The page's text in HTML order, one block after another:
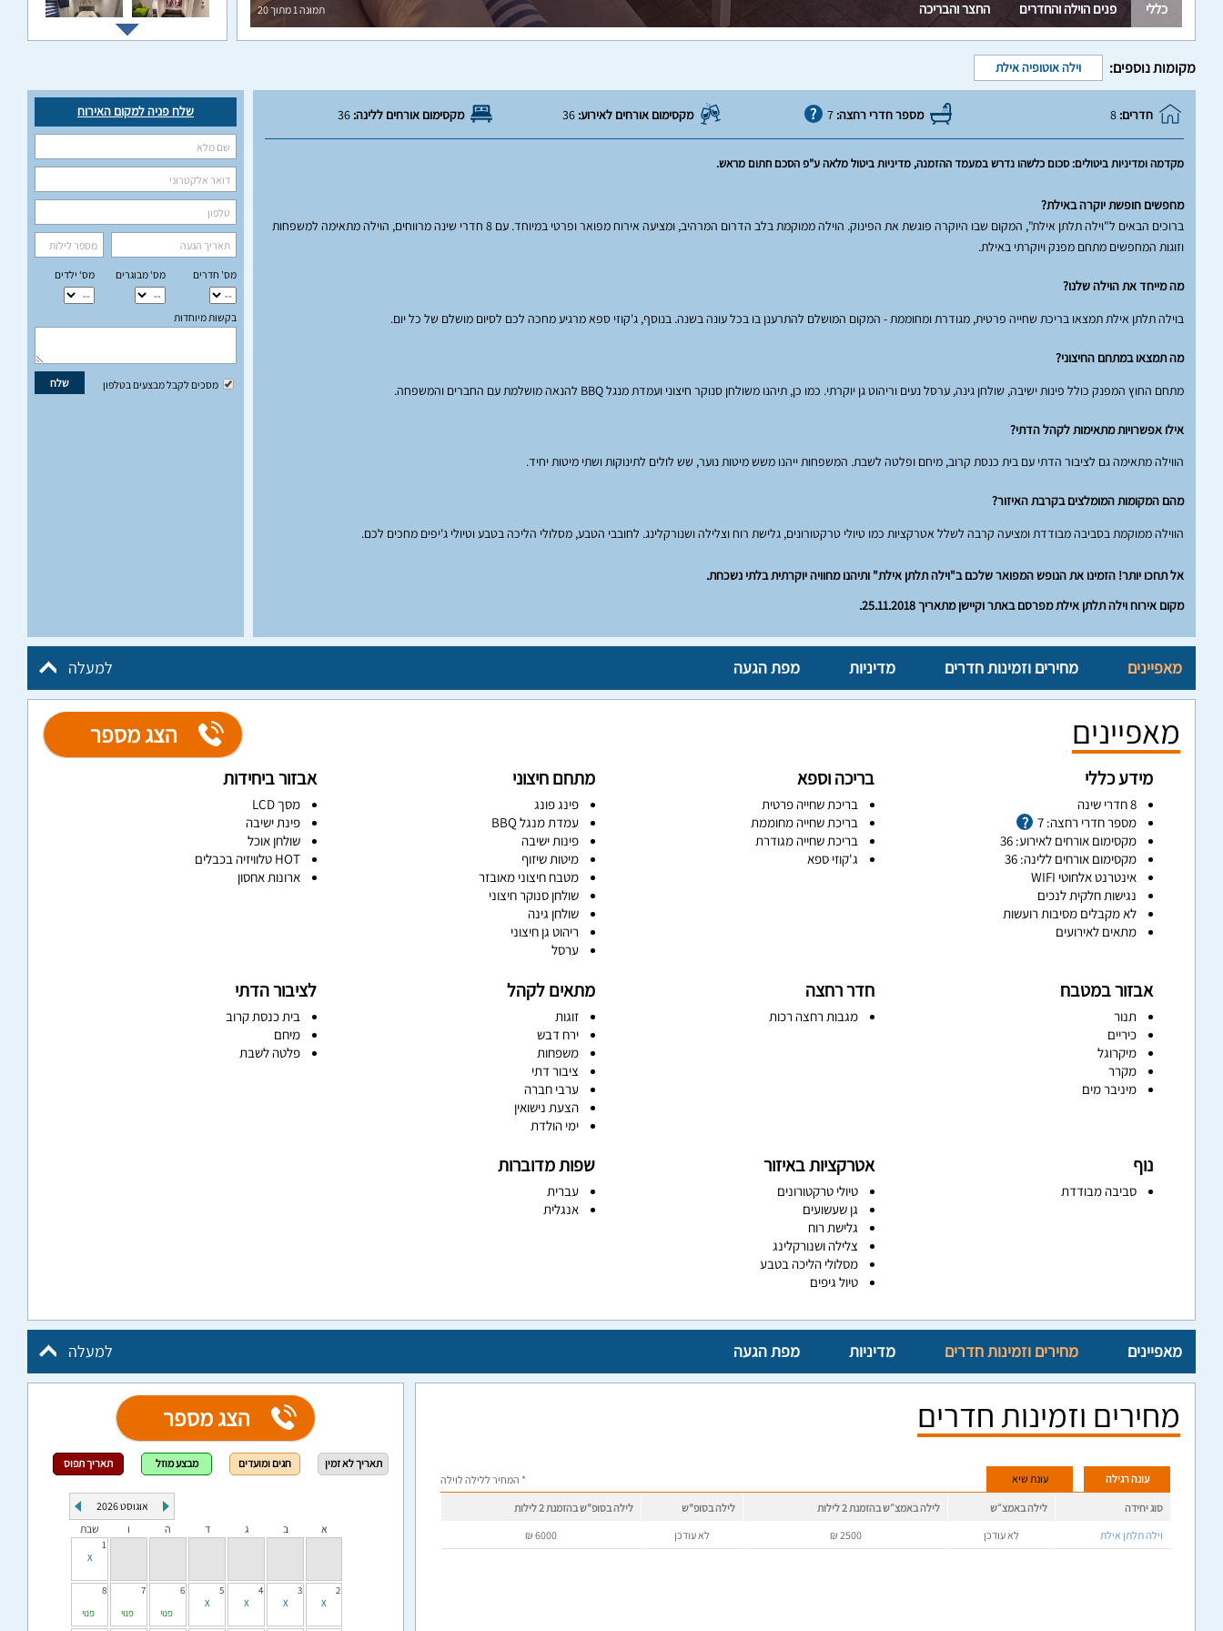
תמונה1מתוך20 כללי פנים הוילה והחדרים החצר והבריכה
מקומות נוספים: וילה אוטופיה אילת
שלח פניה למקום האירוח
מס‘ ילדים מס‘ מבוגרים מס' חדרים
בקשות מיוחדות
שלח מסכים לקבל מבצעים בטלפון
חדרים: מספר חדרי רחצה:7 מקסימום אורחים לאירוע: 36 מקסימום אורחים ללינה:36
מקדמה ומדיניות ביטולים: סכום כלשהו נדרש במעמד ההזמנה, מדיניות ביטול מלאה ע"פ הסכם חתום מראש.
מחפשים חופשת יוקרה באילת?
ברוכים הבאים ל"וילה תלתן אילת", המקום שבו היוקרה פוגשת את הפינוק. הוילה ממוקמת בלב הדרום המרהיב, ומציעה אירוח מפואר ופרטי במיוחד. עם 8 חדרי שינה מרווחים, הוילה מתאימה למשפחות
וזוגות המחפשים מתחם מפנק ויוקרתי באילת.
מה מייחד את הוילה שלנו?
בוילה תלתן אילת תמצאו בריכת שחייה פרטית, מגודרת ומחוממת - המקום המושלם להתרענן בו בכל עונה בשנה. בנוסף, ג'קוזי ספא מרגיע מחכה לכם לסיום מושלם של כל יום.
מה תמצאו במתחם החיצוני?
מתחם החוץ המפנק כולל פינות ישיבה, שולחן גינה, ערסל נעים וריהוט גן יוקרתי. כמו כן, תיהנו משולחן סנוקר חיצוני ועמדת מנגל BBQ להנאה מושלמת עם החברים והמשפחה.
אילו אפשרויות מתאימות לקהל הדתי?
הווילה מתאימה גם לציבור הדתי עם בית כנסת קרוב, מיחם ופלטה לשבת. המשפחות ייהנו משש מיטות נוער, שש לולים לתינוקות ושתי מיטות יחיד.
מהם המקומות המומלצים בקרבת האיזור?
הווילה ממוקמת בסביבה מבודדת ומציעה קרבה לשלל אטרקציות כמו טיולי טרקטורונים, גלישת רוח וצלילה ושנורקלינג. לחובבי הטבע, מסלולי הליכה בטבע וטיולי ג'יפים מחכים לכם.
אל תחכו יותר! הזמינו את הנופש המפואר שלכם ב"וילה תלתן אילת" ותיהנו מחוויה יוקרתית בלתי נשכחת.
מקום אירוח וילה תלתן אילת מפרסם באתר וקיישן מתאריך 25.11.2018.
למעלה מאפיינים מחירים וזמינות חדרים מדיניות מפת הגעה
מאפיינים הצג מספר
מידע כללי
8 חדרי שינה
מספר חדרי רחצה: 7
מקסימום אורחים לאירוע: 36
מקסימום אורחים ללינה: 36
אינטרנט אלחוטי WIFI
נגישות חלקית לנכים
לא מקבלים מסיבות רועשות
מתאים לאירועים
בריכה וספא
בריכת שחייה פרטית
בריכת שחייה מחוממת
בריכת שחייה מגודרת
ג'קוזי ספא
מתחם חיצוני
פינג פונג
עמדת מנגל BBQ
פינות ישיבה
מיטות שיזוף
מטבח חיצוני מאובזר
שולחן סנוקר חיצוני
שולחן גינה
ריהוט גן חיצוני
ערסל
אבזור ביחידות
מסך LCD
פינת ישיבה
שולחן אוכל
HOT טלוויזיה בכבלים
ארונות אחסון
אבזור במטבח
תנור
כיריים
מיקרוגל
מקרר
מיניבר מים
חדר רחצה
מגבות רחצה רכות
מתאים לקהל
זוגות
ירח דבש
משפחות
ציבור דתי
ערבי חברה
הצעת נישואין
ימי הולדת
לציבור הדתי
בית כנסת קרוב
מיחם
פלטה לשבת
נוף
סביבה מבודדת
אטרקציות באיזור
טיולי טרקטורונים
גן שעשועים
גלישת רוח
צלילה ושנורקלינג
מסלולי הליכה בטבע
טיול גיפים
שפות מדוברות
עברית
אנגלית
למעלה מאפיינים מחירים וזמינות חדרים מדיניות מפת הגעה
מחירים וזמינות חדרים
עונה רגילה עונת שיא * המחיר ללילה לוילה
סוג יחידה לילה באמצ״ש לילה באמצ״ש בהזמנת 2 לילות לילה בסופ"ש
לילה בסופ"ש בהזמנת 2 לילות
וילה תלתן אילת
לא עודכן 2500
₪ לא עודכן 6000
₪
הצג מספר
תאריך לא זמין חגים ומועדים מבצע מוזל תאריך תפוס
אוגוסט2026
א
ב ג ד ה ו שבת
1
2
3
4
5
6
פנוי
7
פנוי
8
פנוי